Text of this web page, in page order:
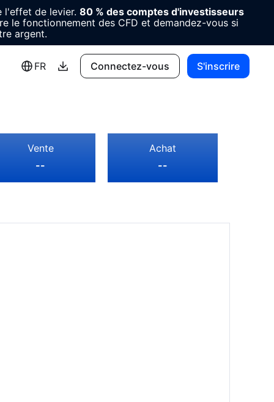
l'effet de levier. 80 % des comptes d'investisseurs
le fonctionnement des CFD et demandez-vous si
argent.
FR Connectez-vous S'inscrire
Vente
--
Achat
--